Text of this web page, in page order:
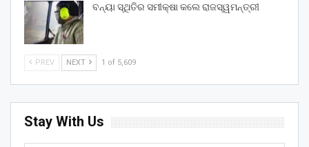
ବନ୍ୟା ସ୍ଥିତିର ସମୀକ୍ଷା କଲେ ରାଜସ୍ୱମନ୍ତ୍ରୀ
PREV NEXT 1 of 5,609
Stay With Us